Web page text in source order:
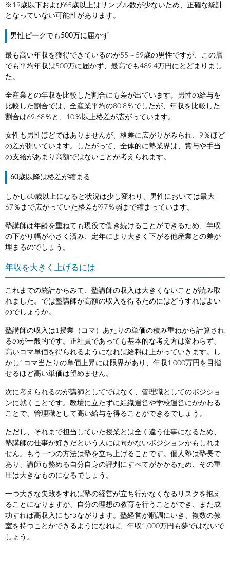
※19歳以下および65歳以上はサンプル数が少ないため、正確な統計
となっていない可能性があります。
男性ピークでも500万に届かず
最も高い年収を獲得できているのが55～59歳の男性ですが、この層
でも平均年収は500万に届かず、最高でも489.4万円にとどまりまし
た。
全産業との年収を比較した割合にも差が出ています。男性の給与を
比較した割合では、全産業平均の80.8％でしたが、年収を比較した
割合は69.68％と、10％以上格差が広がっています。
女性も男性ほどではありませんが、格差に広がりがみられ、9％ほど
の差が開いています。したがって、全体的に塾業界は、賞与や手当
の支給があまり高額ではないことが考えられます。
60歳以降は格差が縮まる
しかし60歳以上になると状況は少し変わり、男性においては最大
67％まで広がっていた格差が97％弱まで縮まっています。
塾講師は年齢を重ねても現役で働き続けることができるため、年収
の下がり幅が小さく済み、定年により大きく下がる他産業との差が
埋まるのでしょう。
年収を大きく上げるには
これまでの統計からみて、塾講師の収入は大きくないことが読み取
れました。では塾講師が高額の収入を得るためにはどうすればよい
のでしょうか。
塾講師の収入は1授業（コマ）あたりの単価の積み重ねから計算され
るのが一般的です。正社員であっても基本的な考え方は変わらず、
高いコマ単価を得られるようになれば給料は上がっていきます。し
かし1コマ当たりの単価上昇には限界があり、年収1,000万円を目指
せるほど高い単価は望めません。
次に考えられるのが講師としてではなく、管理職としてのポジショ
ンに就くことです。教壇に立たずに組織運営や学校運営にかかわる
ことで、管理職として高い給与を得ることができるでしょう。
ただし、それまで担当していた授業とは全く違う仕事になるため、
塾講師の仕事が好きだという人には向かないポジションかもしれま
せん。もう一つの方法は塾を立ち上げることです。個人塾は塾長で
あり、講師も務める自分自身の評判にすべてがかかるため、その重
圧は大きなものになるでしょう。
一つ大きな失敗をすれば塾の経営が立ち行かなくなるリスクを抱え
ることになりますが、自分の理想の教育を行うことができ、また成
功すれば高収入にもつながります。塾経営が順調にいき、複数の教
室を持つことができるようになれば、年収1,000万円も夢ではないで
しょう。